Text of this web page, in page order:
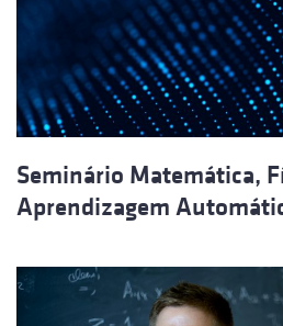
Seminário Matemática,
Aprendizagem